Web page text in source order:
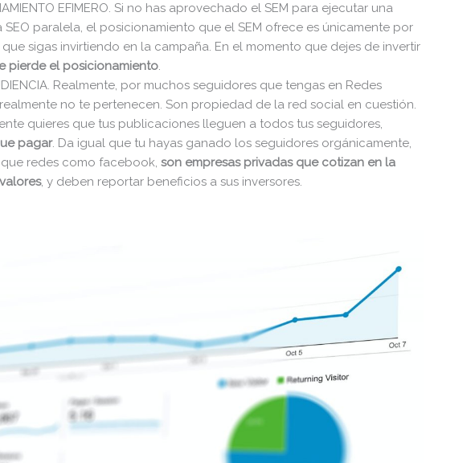
EFIMERO. Si no has aprovechado el SEM para ejecutar una
SEO paralela, el posicionamiento que el SEM ofrece es únicamente por
sigas invirtiendo en la campaña. En el momento que dejes de invertir
pierde el posicionamiento.
Realmente, por muchos seguidores que tengas en Redes
no te pertenecen. Son propiedad de la red social en cuestión.
quieres que tus publicaciones lleguen a todos tus seguidores,
pagar. Da igual que tu hayas ganado los seguidores orgánicamente,
redes como facebook,son empresas privadas que cotizan en la
, y deben reportar beneficios a sus inversores.